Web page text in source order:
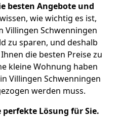
besten Angebote und
wie wichtig es ist,
Villingen Schwenningen
zu sparen, und deshalb
die besten Preise zu
kleine Wohnung haben
Villingen Schwenningen
werden muss.
Lösung für Sie.